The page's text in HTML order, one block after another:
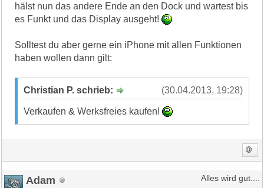
hälst nun das andere Ende an den Dock und wartest bis
es Funkt und das Display ausgeht!
Solltest du aber gerne ein iPhone mit allen Funktionen
haben wollen dann gilt:
(30.04.2013, 19:28)
Christian P. schrieb:
Verkaufen & Werksfreies kaufen!
Adam Alles wird gut....